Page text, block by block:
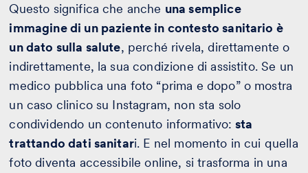
Questo significa che anche una semplice
immagine di un paziente in contesto sanitario è
un dato sulla salute, perché rivela, direttamente o
indirettamente, la sua condizione di assistito. Se un
medico pubblica una foto “prima e dopo” o mostra
un caso clinico su Instagram, non sta solo
condividendo un contenuto informativo: sta
trattando dati sanitari. E nel momento in cui quella
foto diventa accessibile online, si trasforma in una